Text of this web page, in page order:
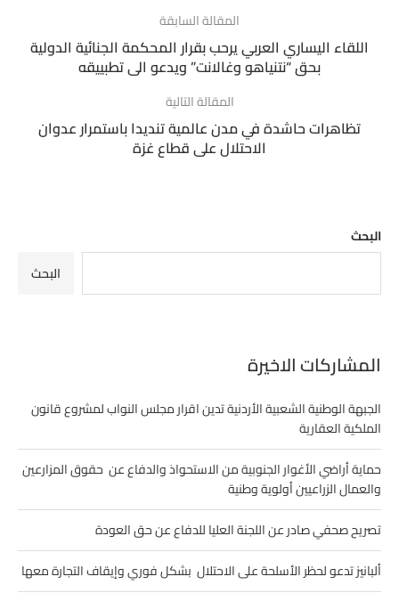
المقالة السابقة
اللقاء اليساري العربي يرحب بقرار المحكمة الجنائية الدولية
بحق “نتنياهو وغالانت” ويدعو الى تطبييقه
المقالة التالية
تظاهرات حاشدة في مدن عالمية تنديدا باستمرار عدوان
الاحتلال على قطاع غزة
البحث
البحث
المشاركات الاخيرة
الجبهة الوطنية الشعبية الأردنية تدين اقرار مجلس النواب لمشروع قانون
الملكية العقارية
حماية أراضي الأغوار الجنوبية من الاستحواذ والدفاع عن حقوق المزارعين
والعمال الزراعيين أولوية وطنية
تصريح صحفي صادر عن اللجنة العليا للدفاع عن حق العودة
ألبانيز تدعو لحظر الأسلحة على الاحتلال بشكل فوري وإيقاف التجارة معها